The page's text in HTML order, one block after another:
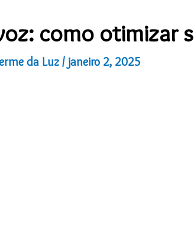
como otimizar
da Luz / janeiro 2, 2025